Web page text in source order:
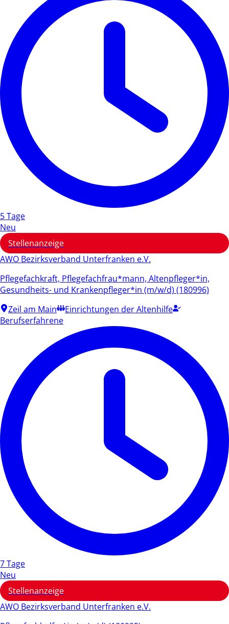
5 Tage
Neu
Stellenanzeige
AWO Bezirksverband Unterfranken e.V.
Pflegefachkraft, Pflegefachfrau*mann, Altenpfleger*in,
Gesundheits- und Krankenpfleger*in (m/w/d) (180996)
Zeil am Main
Einrichtungen der Altenhilfe
Berufserfahrene
7 Tage
Neu
Stellenanzeige
AWO Bezirksverband Unterfranken e.V.